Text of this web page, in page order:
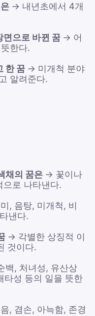
→ 내년초에서 4개
면으로 바뀐 꿈 → 어
한다.
한 꿈 → 미개척 분야
알려준다.
채의 꿈은 → 꽃이나
으로 나타낸다.
, 음탕, 미개척, 비
낸다.
→ 각별한 상징적 이
것이다.
백, 처녀성, 유산상
타성 등의 일을 뜻한
, 겸손, 아늑함, 존경